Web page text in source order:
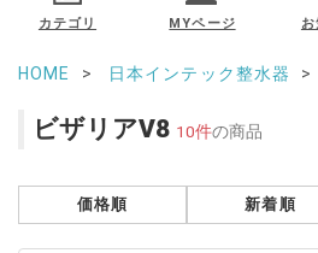
カテゴリ MYページ
HOME 日本インテック整水器
ビザリアV8 10件の商品
価格順 新着順